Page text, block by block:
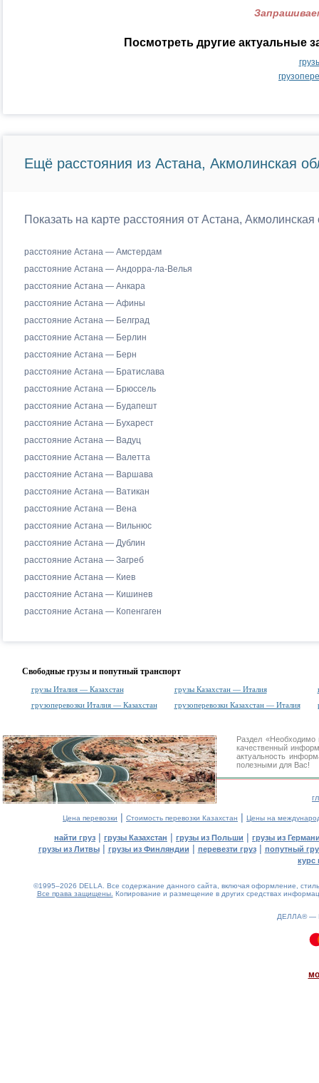
Посмотреть другие актуальные
Ещё расстояния из Астана, Акмолинская
Показать на карте расстояния от Астана,
расстояние Астана — Амстердам
расстояние Астана — Андорра-ла-Велья
расстояние Астана — Анкара
расстояние Астана — Афины
расстояние Астана — Белград
расстояние Астана — Берлин
расстояние Астана — Берн
расстояние Астана — Братислава
расстояние Астана — Брюссель
расстояние Астана — Будапешт
расстояние Астана — Бухарест
расстояние Астана — Вадуц
расстояние Астана — Валетта
расстояние Астана — Варшава
расстояние Астана — Ватикан
расстояние Астана — Вена
расстояние Астана — Вильнюс
расстояние Астана — Дублин
расстояние Астана — Загреб
расстояние Астана — Киев
расстояние Астана — Кишинев
расстояние Астана — Копенгаген
Свободные грузы и попутный транспорт
грузы Италия — Казахстан грузы Казахстан — Италия
грузоперевозки Италия — Казахстан
грузоперевозки Казахстан — Италия
Раздел
качественный
актуальность
полезными для Вас!
Цена перевозки | Стоимость перевозки Казахстан | Цены на
найти груз | грузы Казахстан | грузы из Польши | грузы из
грузы из Литвы| грузы из Финляндии | перевезти груз| попутный
курс
©1995–2026 DELLA. Все содержание данного сайта, включая оформление,
Все права защищены. Копирование и размещение в других средствах
ДЕЛЛА® —